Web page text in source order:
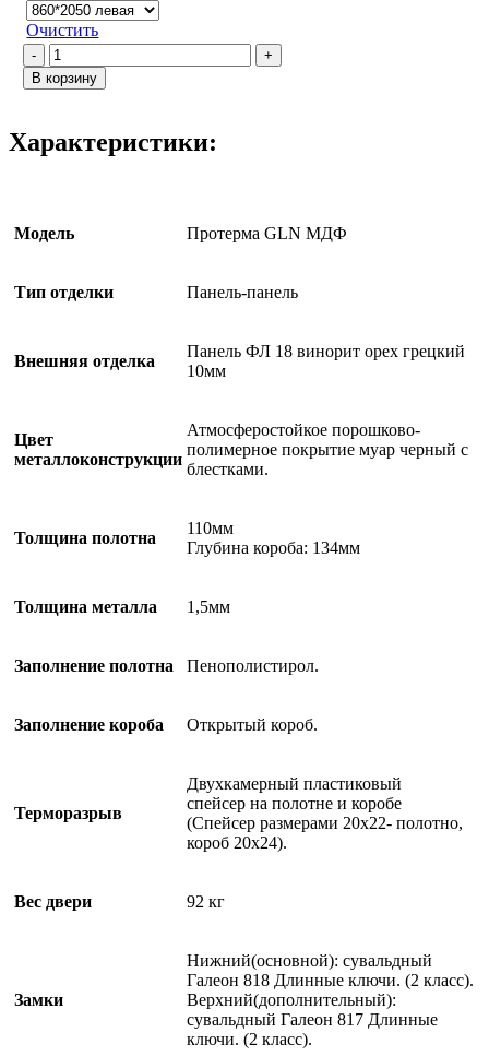
Очистить
Количество
товара
Протерма
В корзину
Характеристики:
Модель Протерма GLN МДФ
Тип отделки Панель-панель
Внешняя отделка
Панель ФЛ 18 винорит орех грецкий
10мм
Цвет
металлоконструкции
Атмосферостойкое порошково-
полимерное покрытие муар черный с
блестками.
Толщина полотна
110мм
Глубина короба: 134мм
Толщина металла 1,5мм
Заполнение полотна Пенополистирол.
Заполнение короба Открытый короб.
Терморазрыв
Двухкамерный пластиковый
спейсер на полотне и коробе
(Спейсер размерами 20х22- полотно,
короб 20х24).
Вес двери 92 кг
Замки
Нижний(основной): сувальдный
Галеон 818 Длинные ключи. (2 класс).
Верхний(дополнительный):
сувальдный Галеон 817 Длинные
ключи. (2 класс).